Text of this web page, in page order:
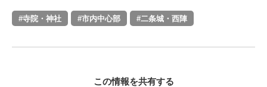
#寺院・神社 #市内中心部 #二条城・西陣
この情報を共有する